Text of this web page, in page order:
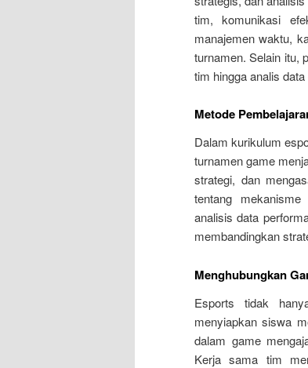
tim, komunikasi
manajemen waktu,
turnamen. Selain itu,
tim hingga analis
Metode
Dalam kurikulum
turnamen game
strategi, dan
tentang
analisis data
membandingkan
Menghubungkan
Esports tidak
menyiapkan siswa
dalam game
Kerja sama tim